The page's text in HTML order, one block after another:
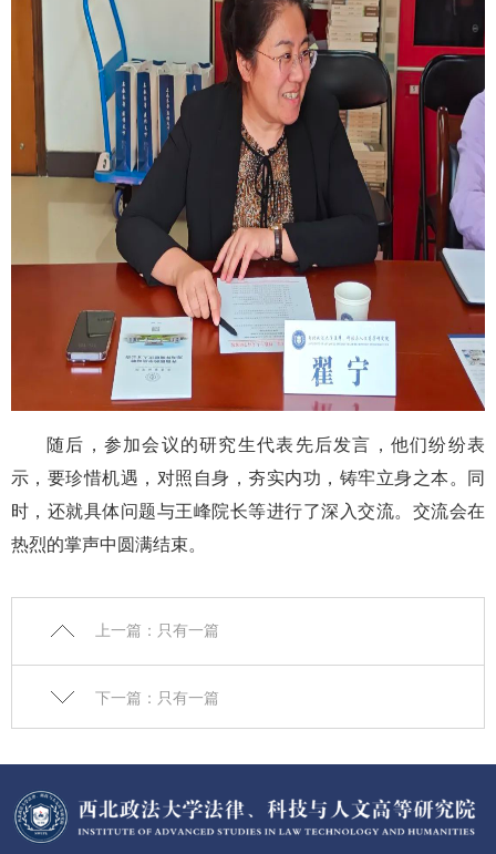
随后，参加会议的研究生代表先后发言，他们纷纷表
示，要珍惜机遇，对照自身，夯实内功，铸牢立身之本。同
时，还就具体问题与王峰院长等进行了深入交流。交流会在
热烈的掌声中圆满结束。
上一篇：只有一篇
下一篇：只有一篇